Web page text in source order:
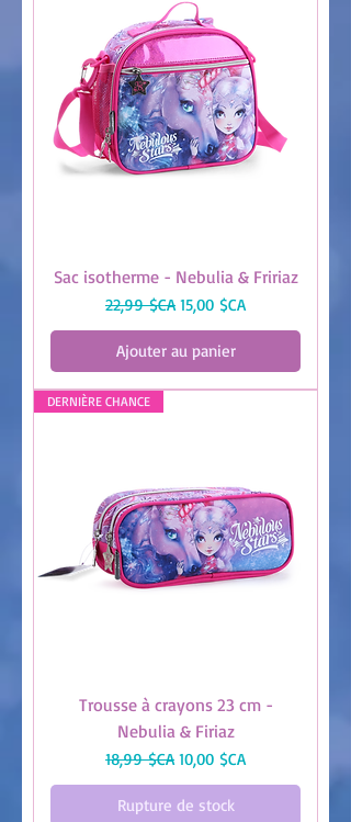
Sac isotherme - Nebulia & Fririaz
Prix original
22,99 $CA Prix promotionnel
15,00 $CA
Ajouter au panier
DERNIÈRE CHANCE
Trousse à crayons 23 cm -
Nebulia & Firiaz
Prix original
18,99 $CA Prix promotionnel
10,00 $CA
Rupture de stock